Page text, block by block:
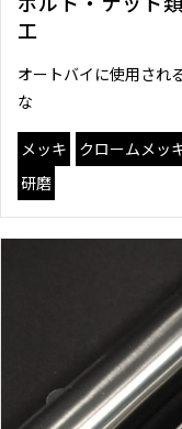
工
オートバイに使用され
な
メッキ クロームメッ
研磨